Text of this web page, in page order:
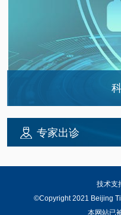
创新药物成功上市 治疗
专家出诊
技术支
©Copyright 2021 Beijing
本网站已